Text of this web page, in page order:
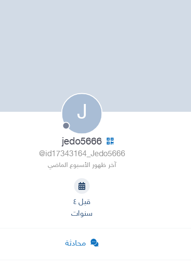
J
jedo5666
@id17343164_Jedo5666
آخر ظهور الأسبوع الماضي
قبل ٤
سنوات
محادثة